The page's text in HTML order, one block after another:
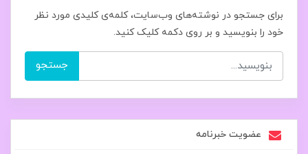
برای جستجو در نوشته‌های وب‌سایت، کلمه‌ی کلیدی مورد نظر
خود را بنویسید و بر روی دکمه کلیک کنید.
جستجو
عضویت خبرنامه